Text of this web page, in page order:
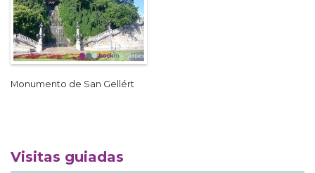
Monumento de San Gellért
Visitas guiadas